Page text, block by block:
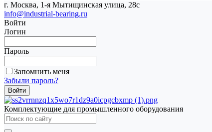
г. Москва, 1-я Мытищинская улица, 28с
info@industrial-bearing.ru
Войти
Логин
Пароль
Запомнить меня
Забыли пароль?
Комплектующие для промышленного оборудования